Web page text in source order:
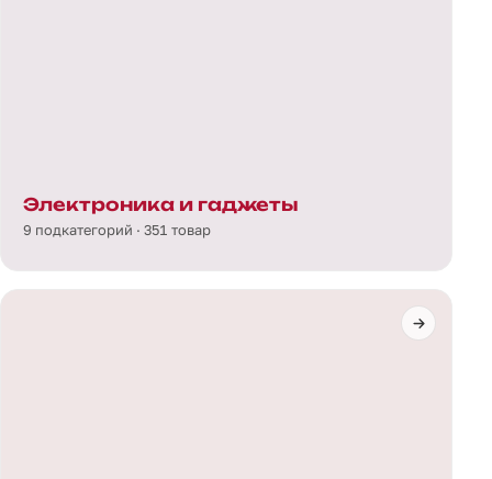
Электроника и гаджеты
9 подкатегорий · 351 товар